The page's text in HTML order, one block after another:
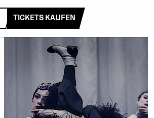
TICKETS KAUFEN